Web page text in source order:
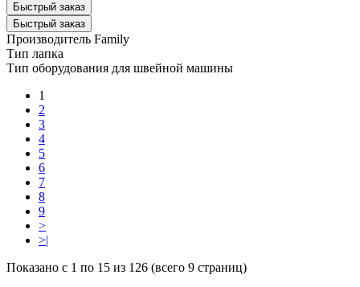
Быстрый заказ
Быстрый заказ
Производитель Family
Тип лапка
Тип оборудования для швейной машины
1
2
3
4
5
6
7
8
9
>
>|
Показано с 1 по 15 из 126 (всего 9 страниц)